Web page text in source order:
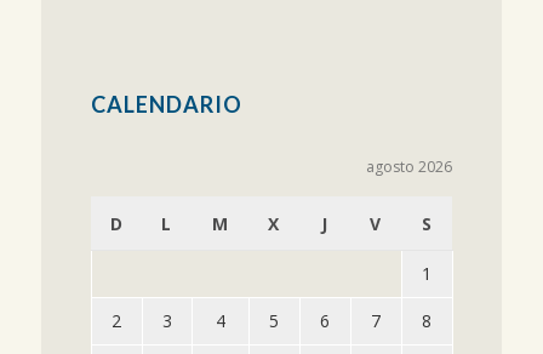
CALENDARIO
agosto 2026
D L M X J V S
1
2 3 4 5 6 7 8